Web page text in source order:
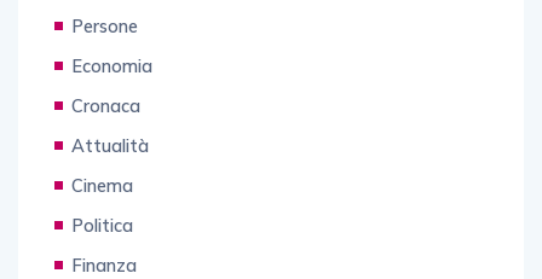
Persone
Economia
Cronaca
Attualità
Cinema
Politica
Finanza